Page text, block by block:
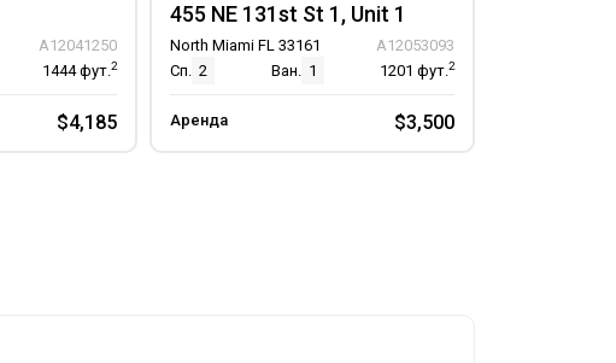
A12041250
1444фут.2
$4,185
455 NE 131st St 1, Unit 1
North Miami FL 33161
A12053093
Сп. 2 Ван. 1 1201 фут.2
Аренда $3,500